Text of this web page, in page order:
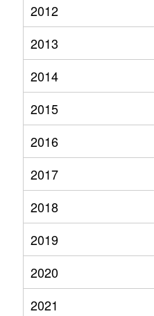
2012
2013
2014
2015
2016
2017
2018
2019
2020
2021